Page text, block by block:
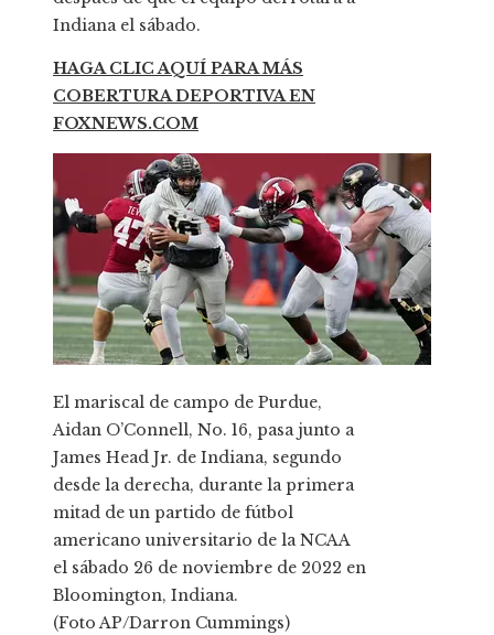
Indiana el sábado.
HAGA CLIC AQUÍ PARA MÁS
COBERTURA DEPORTIVA EN
FOXNEWS.COM
El mariscal de campo de Purdue,
Aidan O’Connell, No. 16, pasa junto a
James Head Jr. de Indiana, segundo
desde la derecha, durante la primera
mitad de un partido de fútbol
americano universitario de la NCAA
el sábado 26 de noviembre de 2022 en
Bloomington, Indiana.
(Foto AP/Darron Cummings)